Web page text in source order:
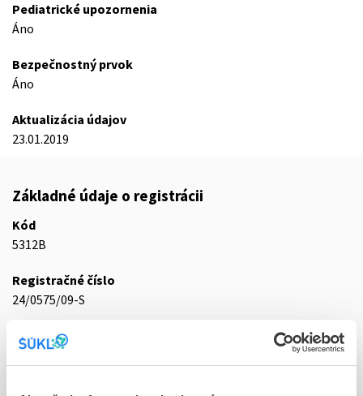
Pediatrické upozornenia
Áno
Bezpečnostný prvok
Áno
Aktualizácia údajov
23.01.2019
Základné údaje o registrácii
Kód
5312B
Registračné číslo
24/0575/09-S
Doplnok
tbl flm 14x5 mg (blis.Al/Al)